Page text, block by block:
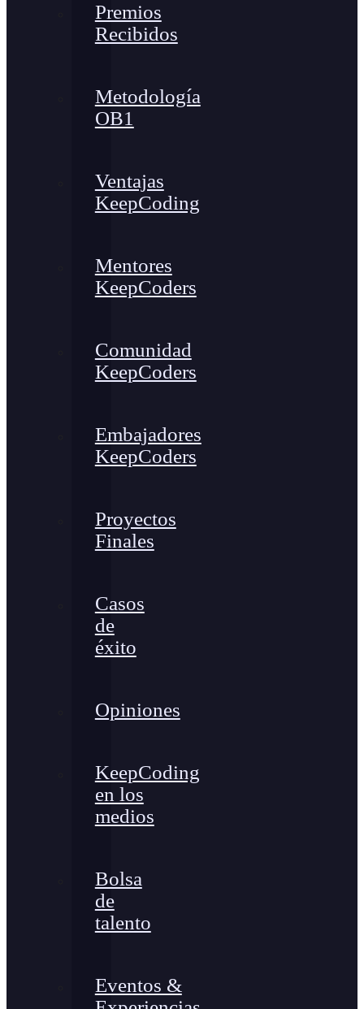
Premios
Recibidos
Metodología
OB1
Ventajas
KeepCoding
Mentores
KeepCoders
Comunidad
KeepCoders
Embajadores
KeepCoders
Proyectos
Finales
Casos
de
éxito
Opiniones
KeepCoding
en los
medios
Bolsa
de
talento
Eventos &